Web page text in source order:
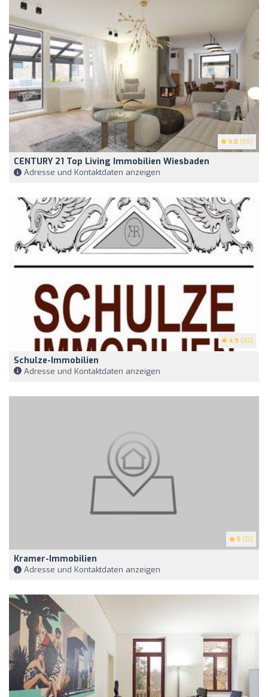
4.8 (85)
CENTURY 21 Top Living Immobilien Wiesbaden
Adresse und Kontaktdaten anzeigen
4.9 (92)
Schulze-Immobilien
Adresse und Kontaktdaten anzeigen
5 (12)
Kramer-Immobilien
Adresse und Kontaktdaten anzeigen